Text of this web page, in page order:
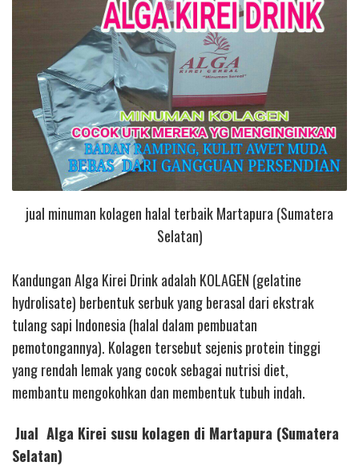
jual minuman kolagen halal terbaik Martapura (Sumatera
Selatan)
Kandungan Alga Kirei Drink adalah KOLAGEN (gelatine
hydrolisate) berbentuk serbuk yang berasal dari ekstrak
tulang sapi Indonesia (halal dalam pembuatan
pemotongannya). Kolagen tersebut sejenis protein tinggi
yang rendah lemak yang cocok sebagai nutrisi diet,
membantu mengokohkan dan membentuk tubuh indah.
Jual Alga Kirei susu kolagen di Martapura (Sumatera
Selatan)